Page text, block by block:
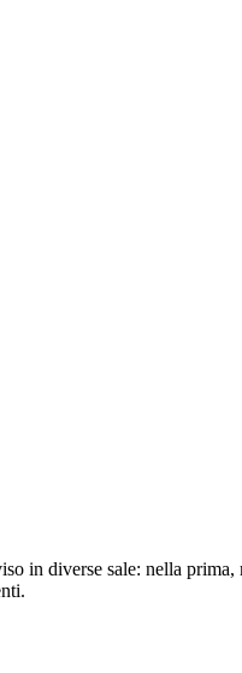
in diverse sale: nella prima,